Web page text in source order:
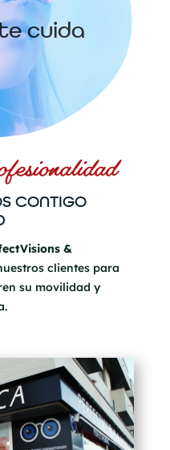
cuida
CONTIGO
&
clientes para
su movilidad y